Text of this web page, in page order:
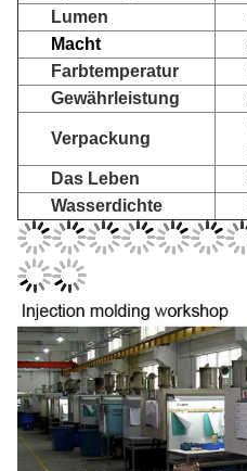
Lumen
Macht
Farbtemperatur
Gewährleistung
Verpackung
Das Leben
Wasserdichte